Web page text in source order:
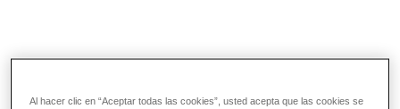
Al hacer clic en “Aceptar todas las cookies”, usted acepta que las cookies se